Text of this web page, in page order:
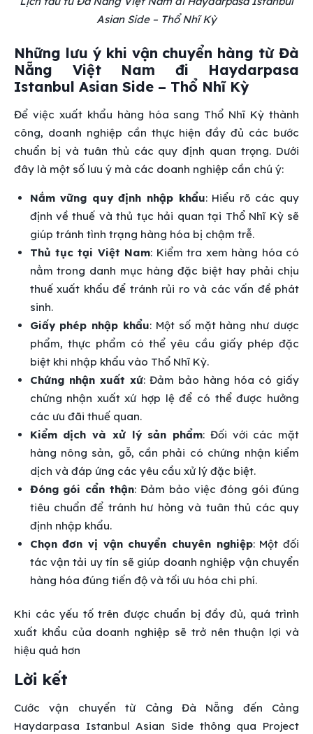
Asian Side – Thổ Nhĩ Kỳ
Những lưu ý khi vận chuyển hàng từ Đà
Nẵng Việt Nam đi Haydarpasa
Istanbul Asian Side – Thổ Nhĩ Kỳ
Để việc xuất khẩu hàng hóa sang Thổ Nhĩ Kỳ thành
công, doanh nghiệp cần thực hiện đầy đủ các bước
chuẩn bị và tuân thủ các quy định quan trọng. Dưới
đây là một số lưu ý mà các doanh nghiệp cần chú ý:
Nắm vững quy định nhập khẩu: Hiểu rõ các quy
định về thuế và thủ tục hải quan tại Thổ Nhĩ Kỳ sẽ
giúp tránh tình trạng hàng hóa bị chậm trễ.
Thủ tục tại Việt Nam: Kiểm tra xem hàng hóa có
nằm trong danh mục hàng đặc biệt hay phải chịu
thuế xuất khẩu để tránh rủi ro và các vấn đề phát
sinh.
Giấy phép nhập khẩu: Một số mặt hàng như dược
phẩm, thực phẩm có thể yêu cầu giấy phép đặc
biệt khi nhập khẩu vào Thổ Nhĩ Kỳ.
Chứng nhận xuất xứ: Đảm bảo hàng hóa có giấy
chứng nhận xuất xứ hợp lệ để có thể được hưởng
các ưu đãi thuế quan.
Kiểm dịch và xử lý sản phẩm: Đối với các mặt
hàng nông sản, gỗ, cần phải có chứng nhận kiểm
dịch và đáp ứng các yêu cầu xử lý đặc biệt.
Đóng gói cẩn thận: Đảm bảo việc đóng gói đúng
tiêu chuẩn để tránh hư hỏng và tuân thủ các quy
định nhập khẩu.
Chọn đơn vị vận chuyển chuyên nghiệp: Một đối
tác vận tải uy tín sẽ giúp doanh nghiệp vận chuyển
hàng hóa đúng tiến độ và tối ưu hóa chi phí.
Khi các yếu tố trên được chuẩn bị đầy đủ, quá trình
xuất khẩu của doanh nghiệp sẽ trở nên thuận lợi và
hiệu quả hơn
Lời kết
Cước vận chuyển từ Cảng Đà Nẵng đến Cảng
Haydarpasa Istanbul Asian Side thông qua Project